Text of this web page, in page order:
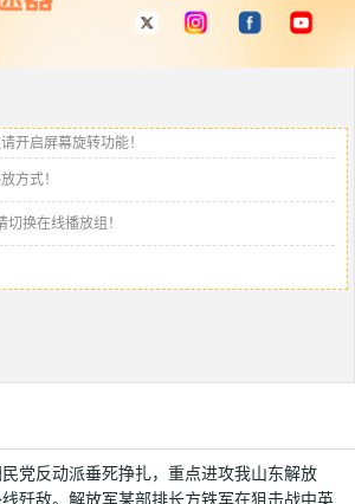
开启屏幕旋转功能！
方式！
切换在线播放组！
反动派垂死挣扎，重点进攻我山东解放
歼敌。解放军某部排长方铁军在狙击战中英